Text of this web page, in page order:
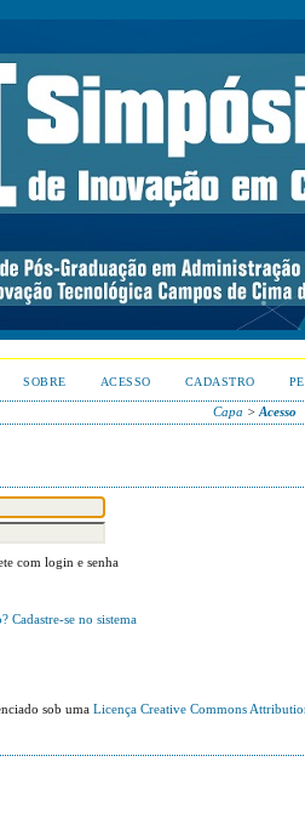
SOBRE ACESSO CADASTRO
Capa >Acesso
com login e senha
Cadastre-se no sistema
sob uma Licença Creative Commons